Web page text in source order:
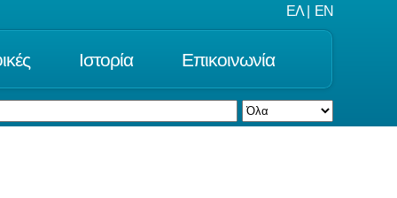
ΕΛ EN
Ιστορία Επικοινωνία